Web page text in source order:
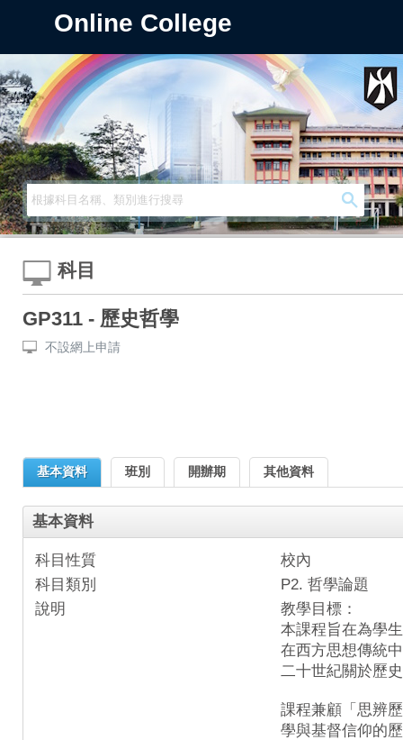
Online College
科目
GP311 - 歷史哲學
不設網上申請
基本資料 班別 開辦期 其他資料
基本資料
科目性質
校內
科目類別
P2. 哲學論題
說明
教學目標：
本課程旨在為學
在西方思想傳統
二十世紀關於歷
課程兼顧「思辨
學與基督信仰的